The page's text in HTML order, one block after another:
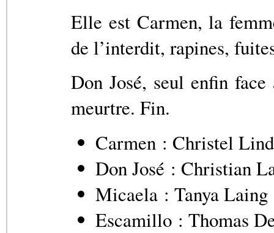
Elle est Carmen, la
de l’interdit, rapines,
Don José, seul enfin face
meurtre. Fin.
Carmen : Christel
Don José : Christian
Micaela : Tanya Laing
Escamillo : Thomas